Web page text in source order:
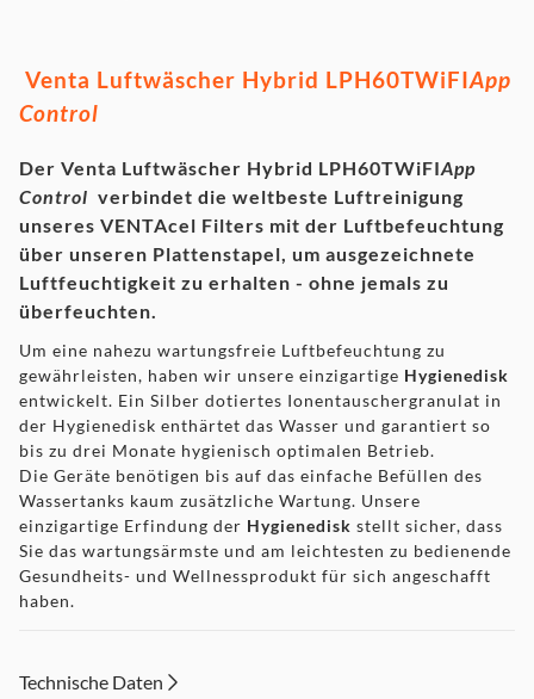
Venta Luftwäscher Hybrid LPH60TWiFIApp
Control
Der Venta Luftwäscher Hybrid LPH60TWiFIApp
Control verbindet die weltbeste Luftreinigung
unseres VENTAcel Filters mit der Luftbefeuchtung
über unseren Plattenstapel, um ausgezeichnete
Luftfeuchtigkeit zu erhalten - ohne jemals zu
überfeuchten.
Um eine nahezu wartungsfreie Luftbefeuchtung zu
gewährleisten, haben wir unsere einzigartige Hygienedisk
entwickelt. Ein Silber dotiertes Ionentauschergranulat in
der Hygienedisk enthärtet das Wasser und garantiert so
bis zu drei Monate hygienisch optimalen Betrieb.
Die Geräte benötigen bis auf das einfache Befüllen des
Wassertanks kaum zusätzliche Wartung. Unsere
einzigartige Erfindung der Hygienedisk stellt sicher, dass
Sie das wartungsärmste und am leichtesten zu bedienende
Gesundheits- und Wellnessprodukt für sich angeschafft
haben.
App (Android/iOS).
Technische Daten